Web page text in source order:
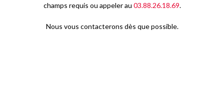
champs requis ou appeler au 03.88.26.18.69.
Nous vous contacterons dès que possible.